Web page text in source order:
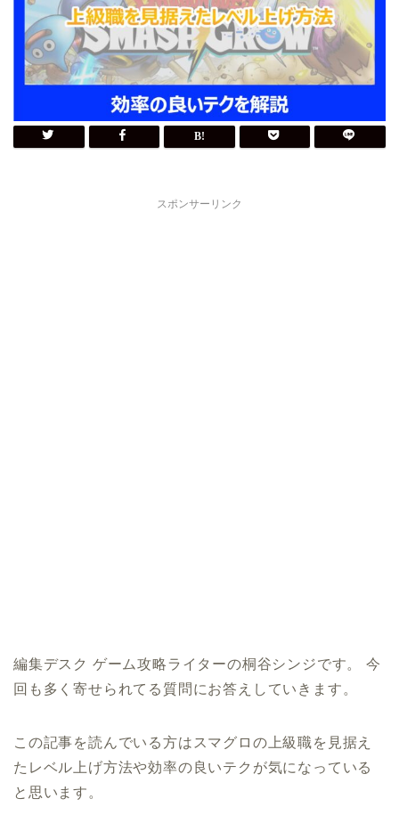
スポンサーリンク
編集デスク ゲーム攻略ライターの桐谷シンジです。 今
回も多く寄せられてる質問にお答えしていきます。
この記事を読んでいる方はスマグロの上級職を見据え
たレベル上げ方法や効率の良いテクが気になっている
と思います。